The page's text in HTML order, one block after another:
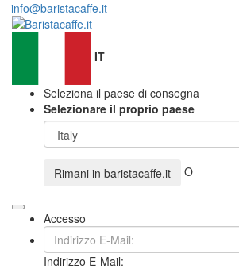
info@baristacaffe.it
IT
Seleziona il paese di consegna
Selezionare il proprio paese
Rimani in baristacaffe.it O
Accesso
Indirizzo E-Mail: